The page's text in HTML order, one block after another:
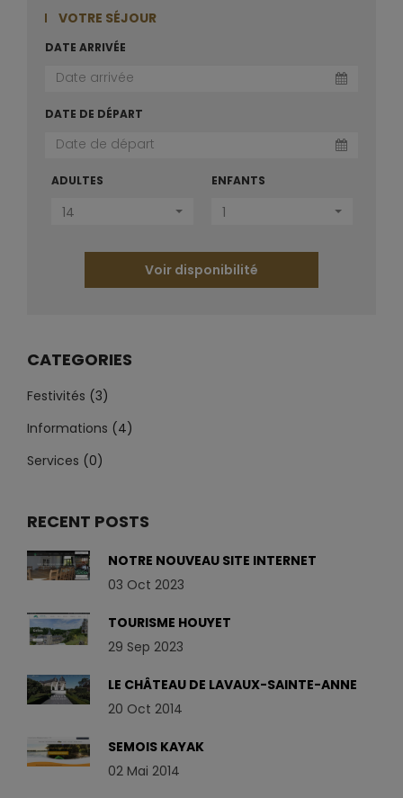
VOTRE SÉJOUR
DATE ARRIVÉE
DATE DE DÉPART
ADULTES
14
ENFANTS
1
Voir disponibilité
CATEGORIES
Festivités (3)
Informations (4)
Services (0)
RECENT POSTS
NOTRE NOUVEAU SITE INTERNET
03 Oct 2023
TOURISME HOUYET
29 Sep 2023
LE CHÂTEAU DE LAVAUX-SAINTE-ANNE
20 Oct 2014
SEMOIS KAYAK
02 Mai 2014